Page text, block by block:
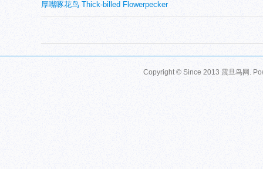
厚嘴啄花鸟 Thick-billed Flowerpecker
Copyright © Since 2013 震旦鸟网 .